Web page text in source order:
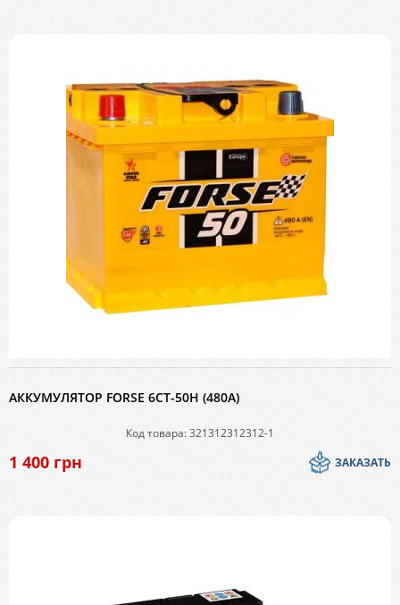
АККУМУЛЯТОР FORSE 6СТ-50H (480A)
Код товара: 321312312312-1
1 400 грн ЗАКАЗАТЬ